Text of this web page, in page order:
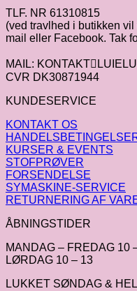
TLF. NR 61310815
(ved travlhed i butikken
mail eller Facebook. Tak
MAIL:
CVR DK30871944
KUNDESERVICE
KONTAKT OS
KURSER & EVENTS
STOFPRØVER
FORSENDELSE
SYMASKINE-SERVICE
RETURNERING AF
ÅBNINGSTIDER
MANDAG – FREDAG 10
LØRDAG 10 – 13
LUKKET SØNDAG &